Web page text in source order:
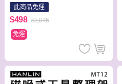
此商品免運
$498 $1,046
免運